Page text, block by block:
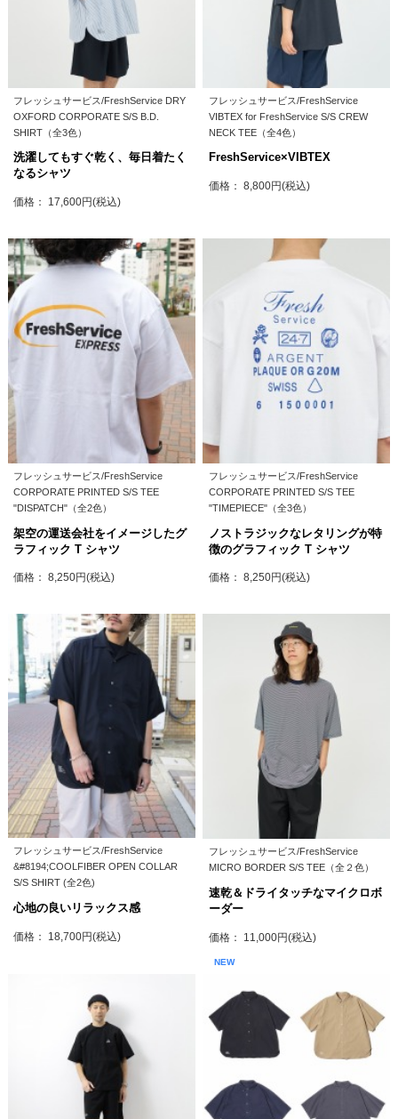
フレッシュサービス/FreshService DRY
OXFORD CORPORATE S/S B.D.
SHIRT（全3色）
洗濯してもすぐ乾く、毎日着たく
なるシャツ
価格： 17,600円(税込)
フレッシュサービス/FreshService
VIBTEX for FreshService S/S CREW
NECK TEE（全4色）
FreshService×VIBTEX
価格： 8,800円(税込)
フレッシュサービス/FreshService
CORPORATE PRINTED S/S TEE
"DISPATCH"（全2色）
架空の運送会社をイメージしたグ
ラフィック T シャツ
価格： 8,250円(税込)
フレッシュサービス/FreshService
CORPORATE PRINTED S/S TEE
"TIMEPIECE"（全3色）
ノストラジックなレタリングが特
徴のグラフィック T シャツ
価格： 8,250円(税込)
フレッシュサービス/FreshService
&#8194;COOLFIBER OPEN COLLAR
S/S SHIRT (全2色)
心地の良いリラックス感
価格： 18,700円(税込)
フレッシュサービス/FreshService
MICRO BORDER S/S TEE（全２色）
速乾＆ドライタッチなマイクロボ
ーダー
価格： 11,000円(税込)
NEW